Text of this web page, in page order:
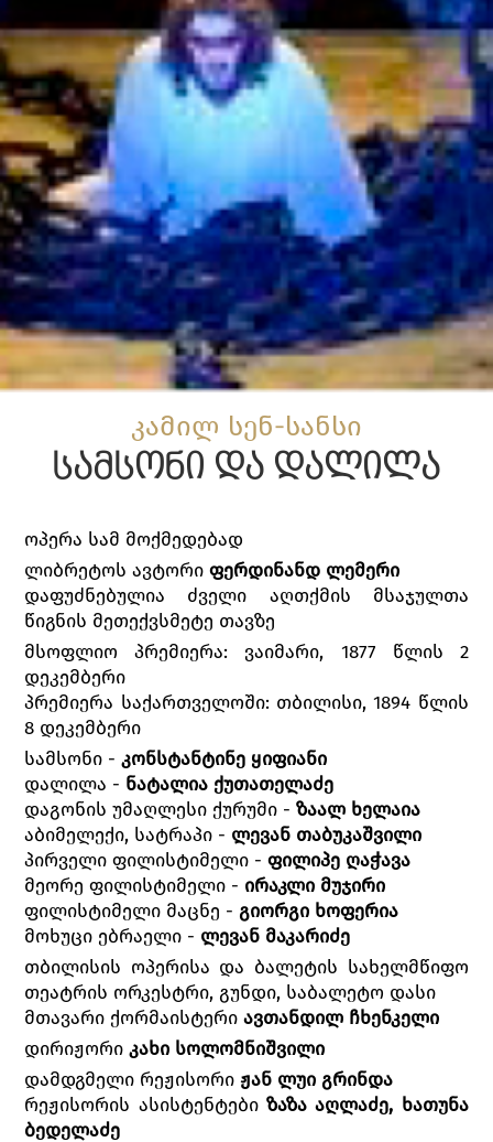
კამილ სენ-სანსი
სამსონი და დალილა
ოპერა სამ მოქმედებად
ლიბრეტოს ავტორიფერდინანდ ლემერი
დაფუძნებულია ძველი აღთქმის მსაჯულთა
წიგნის მეთექვსმეტე თავზე
მსოფლიო პრემიერა: ვაიმარი, 1877 წლის 2
დეკემბერი
პრემიერა საქართველოში: თბილისი, 1894 წლის
8 დეკემბერი
სამსონი -კონსტანტინე ყიფიანი
დალილა - ნატალია ქუთათელაძე
დაგონის უმაღლესი ქურუმი -ზაალ ხელაია
აბიმელექი, სატრაპი - ლევან თაბუკაშვილი
პირველი ფილისტიმელი -ფილიპე ღაჭავა
მეორე ფილისტიმელი - ირაკლი მუჯირი
ფილისტიმელი მაცნე - გიორგი ხოფერია
მოხუცი ებრაელი - ლევან მაკარიძე
თბილისის ოპერისა და ბალეტის სახელმწიფო
თეატრის ორკესტრი, გუნდი, საბალეტო დასი
მთავარი ქორმაისტერიავთანდილ ჩხენკელი
დირიჟორიკახი სოლომნიშვილი
დამდგმელი რეჟისორიჟან ლუი გრინდა
რეჟისორის ასისტენტები ზაზა აღლაძე, ხათუნა
ბედელაძე